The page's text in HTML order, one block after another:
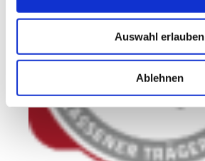
Auswahl erlauben
Ablehnen